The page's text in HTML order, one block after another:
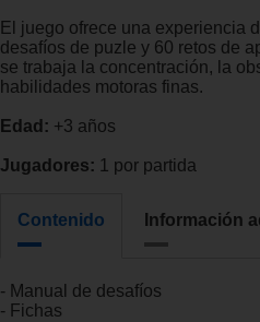
El juego ofrece una experiencia
desafíos de puzle y 60 retos de
se trabaja la concentración, la
habilidades motoras finas.
Edad: +3 años
Jugadores: 1 por partida
Contenido Información
- Manual de desafíos
- Fichas